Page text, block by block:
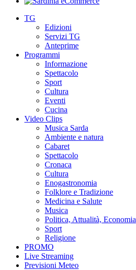
TG
Edizioni
Servizi TG
Anteprime
Programmi
Informazione
Spettacolo
Sport
Cultura
Eventi
Cucina
Video Clips
Musica Sarda
Ambiente e natura
Cabaret
Spettacolo
Cronaca
Cultura
Enogastronomia
Folklore e Tradizione
Medicina e Salute
Musica
Politica, Attualità, Economia
Sport
Religione
PROMO
Live Streaming
Previsioni Meteo